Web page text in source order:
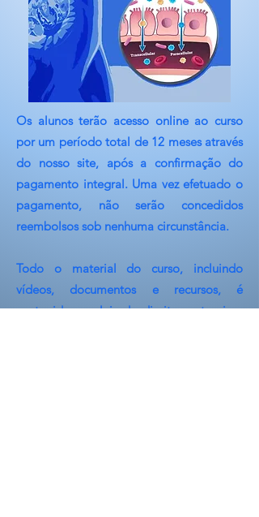
Os alunos terão acesso online ao curso
por um período total de 12 meses através
do nosso site, após a confirmação do
pagamento integral. Uma vez efetuado o
pagamento, não serão concedidos
reembolsos sob nenhuma circunstância.
Todo o material do curso, incluindo
vídeos, documentos e recursos, é
protegido por leis de direitos autorais e